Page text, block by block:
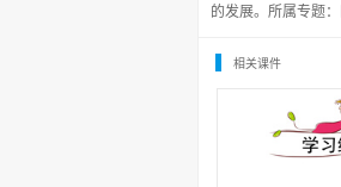
的发展。所属专题：
相关课件